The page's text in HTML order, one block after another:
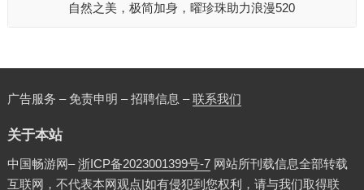
自然之美，极简加身，曜珍珠助力浪漫520
广告服务 – 免责申明 – 招聘信息 –联系我们
关于本站
中国畅游网–浙ICP备2023001399号-7网站所刊载信息全部转载
互联网，不代表本网观点|如有侵犯到您权利，请与我们取得联